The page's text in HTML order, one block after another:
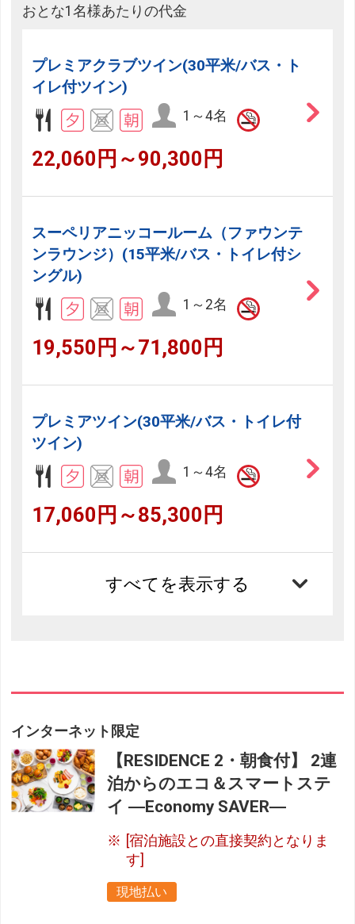
おとな1名様あたりの代金
プレミアクラブツイン(30平米/バス・ト
イレ付ツイン)
1～4名
22,060円～90,300円
スーペリアニッコールーム（ファウンテ
ンラウンジ）(15平米/バス・トイレ付シ
ングル)
1～2名
19,550円～71,800円
プレミアツイン(30平米/バス・トイレ付
ツイン)
1～4名
17,060円～85,300円
すべてを表示する
インターネット限定
【RESIDENCE 2・朝食付】 2連
泊からのエコ＆スマートステ
イ ―Economy SAVER―
[宿泊施設との直接契約となりま
す]
現地払い